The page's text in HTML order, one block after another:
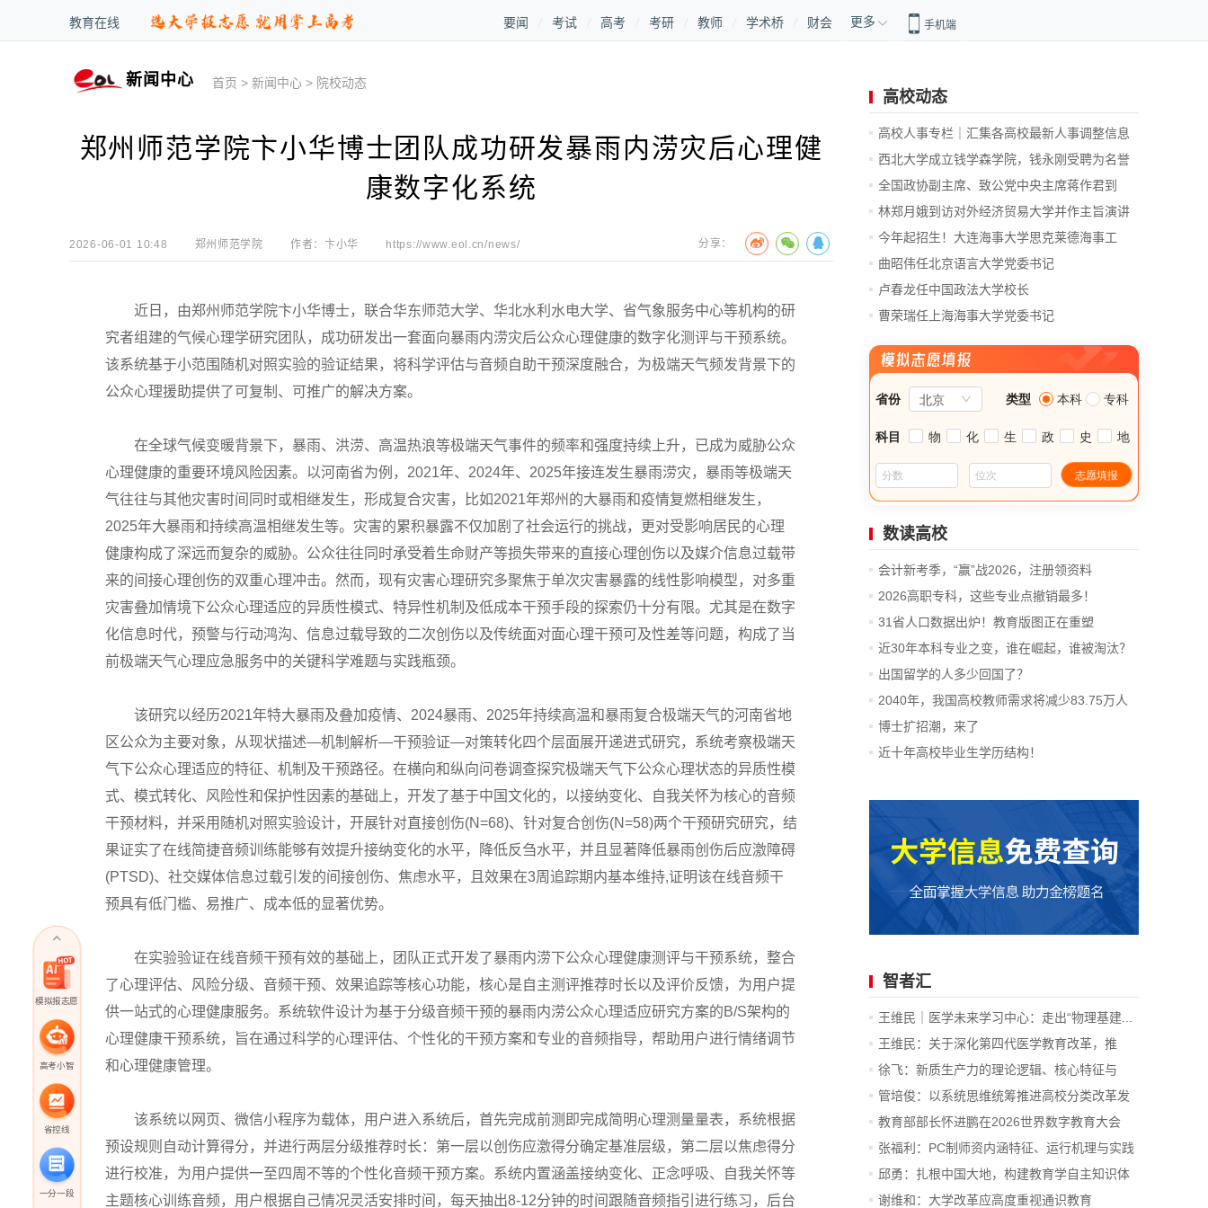
教育在线 要闻 考试 高考 考研 教师 学术桥 财会 更多 手机端
新闻中心 首页 >新闻中心 > 院校动态
郑州师范学院卞小华博士团队成功研发暴雨内涝灾后心理健
康数字化系统
2026-06-01 10:48 郑州师范学院 作者：卞小华 https://www.eol.cn/news/ 分享：
近日，由郑州师范学院卞小华博士，联合华东师范大学、华北水利水电大学、省气象服务中心等机构的研
究者组建的气候心理学研究团队，成功研发出一套面向暴雨内涝灾后公众心理健康的数字化测评与干预系统。
该系统基于小范围随机对照实验的验证结果，将科学评估与音频自助干预深度融合，为极端天气频发背景下的
公众心理援助提供了可复制、可推广的解决方案。
在全球气候变暖背景下，暴雨、洪涝、高温热浪等极端天气事件的频率和强度持续上升，已成为威胁公众
心理健康的重要环境风险因素。以河南省为例，2021年、2024年、2025年接连发生暴雨涝灾，暴雨等极端天
气往往与其他灾害时间同时或相继发生，形成复合灾害，比如2021年郑州的大暴雨和疫情复燃相继发生，
2025年大暴雨和持续高温相继发生等。灾害的累积暴露不仅加剧了社会运行的挑战，更对受影响居民的心理
健康构成了深远而复杂的威胁。公众往往同时承受着生命财产等损失带来的直接心理创伤以及媒介信息过载带
来的间接心理创伤的双重心理冲击。然而，现有灾害心理研究多聚焦于单次灾害暴露的线性影响模型，对多重
灾害叠加情境下公众心理适应的异质性模式、特异性机制及低成本干预手段的探索仍十分有限。尤其是在数字
化信息时代，预警与行动鸿沟、信息过载导致的二次创伤以及传统面对面心理干预可及性差等问题，构成了当
前极端天气心理应急服务中的关键科学难题与实践瓶颈。
该研究以经历2021年特大暴雨及叠加疫情、2024暴雨、2025年持续高温和暴雨复合极端天气的河南省地
区公众为主要对象，从现状描述—机制解析—干预验证—对策转化四个层面展开递进式研究，系统考察极端天
气下公众心理适应的特征、机制及干预路径。在横向和纵向问卷调查探究极端天气下公众心理状态的异质性模
式、模式转化、风险性和保护性因素的基础上，开发了基于中国文化的，以接纳变化、自我关怀为核心的音频
干预材料，并采用随机对照实验设计，开展针对直接创伤(N=68)、针对复合创伤(N=58)两个干预研究研究，结
果证实了在线简捷音频训练能够有效提升接纳变化的水平，降低反刍水平，并且显著降低暴雨创伤后应激障碍
(PTSD)、社交媒体信息过载引发的间接创伤、焦虑水平，且效果在3周追踪期内基本维持,证明该在线音频干
预具有低门槛、易推广、成本低的显著优势。
在实验验证在线音频干预有效的基础上，团队正式开发了暴雨内涝下公众心理健康测评与干预系统，整合
了心理评估、风险分级、音频干预、效果追踪等核心功能，核心是自主测评推荐时长以及评价反馈，为用户提
供一站式的心理健康服务。系统软件设计为基于分级音频干预的暴雨内涝公众心理适应研究方案的B/S架构的
心理健康干预系统，旨在通过科学的心理评估、个性化的干预方案和专业的音频指导，帮助用户进行情绪调节
和心理健康管理。
该系统以网页、微信小程序为载体，用户进入系统后，首先完成前测即完成简明心理测量量表，系统根据
预设规则自动计算得分，并进行两层分级推荐时长：第一层以创伤应激得分确定基准层级，第二层以焦虑得分
进行校准，为用户提供一至四周不等的个性化音频干预方案。系统内置涵盖接纳变化、正念呼吸、自我关怀等
主题核心训练音频，用户根据自己情况灵活安排时间，每天抽出8-12分钟的时间跟随音频指引进行练习，后台
高校动态
高校人事专栏｜汇集各高校最新人事调整信息
西北大学成立钱学森学院，钱永刚受聘为名誉
院长
全国政协副主席、致公党中央主席蒋作君到
华...
林郑月娥到访对外经济贸易大学并作主旨演讲
今年起招生！大连海事大学思克莱德海事工
程...
曲昭伟任北京语言大学党委书记
卢春龙任中国政法大学校长
曹荣瑞任上海海事大学党委书记
模拟报志愿
高考小智
省控线
一分一段
数读高校
会计新考季，“赢”战2026，注册领资料
2026高职专科，这些专业点撤销最多！
31省人口数据出炉！教育版图正在重塑
近30年本科专业之变，谁在崛起，谁被淘汰？
出国留学的人多少回国了？
2040年，我国高校教师需求将减少83.75万人
博士扩招潮，来了
近十年高校毕业生学历结构！
智者汇
王维民｜医学未来学习中心：走出“物理基建...
王维民：关于深化第四代医学教育改革，推
进...
徐飞：新质生产力的理论逻辑、核心特征与
战...
管培俊：以系统思维统筹推进高校分类改革发
展
教育部部长怀进鹏在2026世界数字教育大会
上...
张福利：PC制师资内涵特征、运行机理与实践
价值
邱勇：扎根中国大地，构建教育学自主知识体
系
谢维和：大学改革应高度重视通识教育